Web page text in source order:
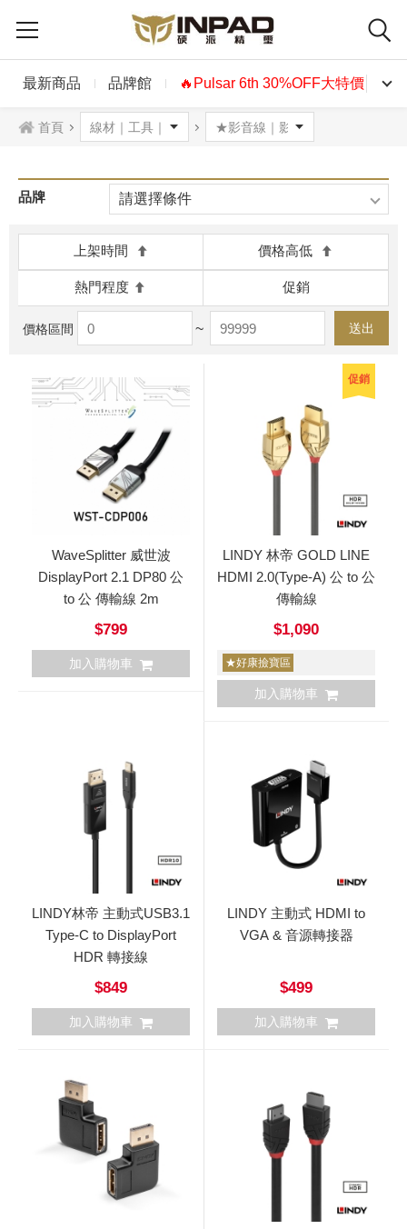
最新商品 品牌館 🔥Pulsar 6th 30%OFF大特價🔥
首頁
品牌 請選擇條件
上架時間 價格高低
熱門程度 促銷
價格區間 ~ 送出
WaveSplitter 威世波
DisplayPort 2.1 DP80 公
to 公 傳輸線 2m
$799
加入購物車
促銷
LINDY 林帝 GOLD LINE
HDMI 2.0(Type-A) 公 to 公
傳輸線
$1,090
★好康撿寶區
加入購物車
LINDY林帝 主動式USB3.1
Type-C to DisplayPort
HDR 轉接線
$849
加入購物車
LINDY 主動式 HDMI to
VGA & 音源轉接器
$499
加入購物車